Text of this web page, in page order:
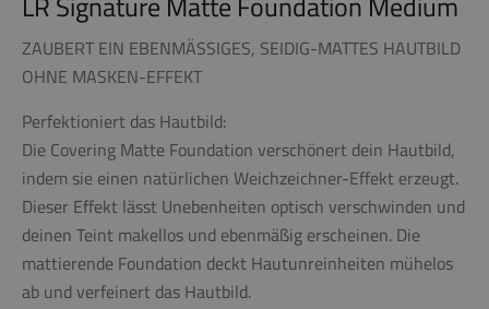
ZAUBERT EIN EBENMÄSSIGES, SEIDIG-MATTES HAUTBILD
OHNE MASKEN-EFFEKT
Perfektioniert das Hautbild:
Die Covering Matte Foundation verschönert dein Hautbild,
indem sie einen natürlichen Weichzeichner-Effekt erzeugt.
Dieser Effekt lässt Unebenheiten optisch verschwinden und
deinen Teint makellos und ebenmäßig erscheinen. Die
mattierende Foundation deckt Hautunreinheiten mühelos
ab und verfeinert das Hautbild.